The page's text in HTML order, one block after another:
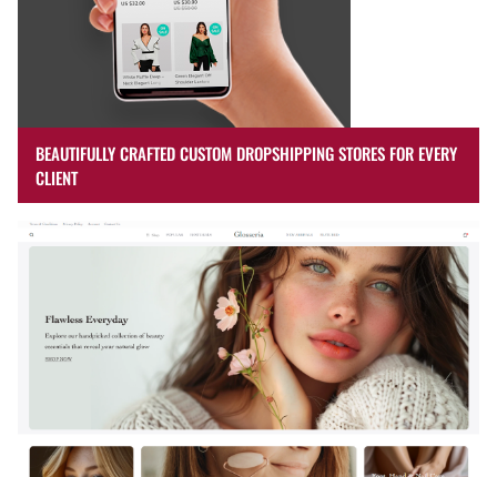
BEAUTIFULLY CRAFTED CUSTOM DROPSHIPPING STORES FOR EVERY
CLIENT